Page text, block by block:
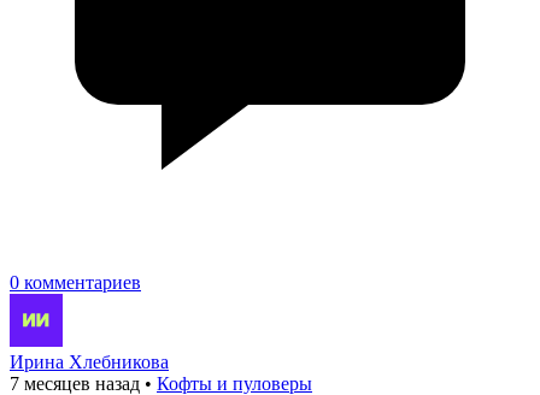
0 комментариев
Ирина Хлебникова
7 месяцев назад • Кофты и пуловеры